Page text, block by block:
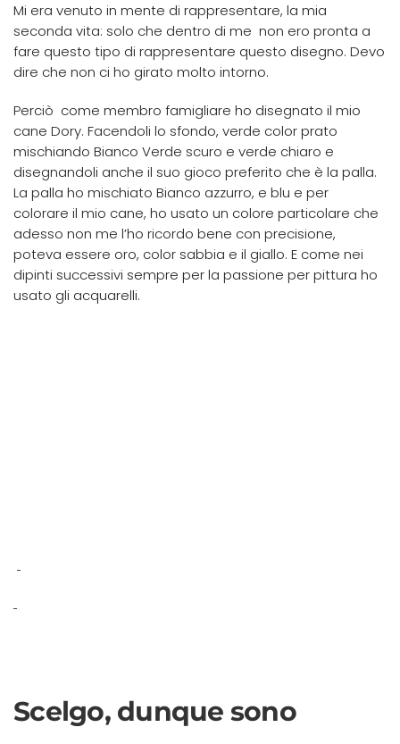
Mi era venuto in mente di rappresentare, la mia
seconda vita: solo che dentro di me non ero pronta a
fare questo tipo di rappresentare questo disegno. Devo
dire che non ci ho girato molto intorno.
Perciò come membro famigliare ho disegnato il mio
cane Dory. Facendoli lo sfondo, verde color prato
mischiando Bianco Verde scuro e verde chiaro e
disegnandoli anche il suo gioco preferito che è la palla.
La palla ho mischiato Bianco azzurro, e blu e per
colorare il mio cane, ho usato un colore particolare che
adesso non me l’ho ricordo bene con precisione,
poteva essere oro, color sabbia e il giallo. E come nei
dipinti successivi sempre per la passione per pittura ho
usato gli acquarelli.
Scelgo, dunque sono